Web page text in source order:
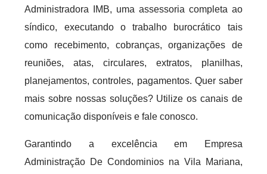
Administradora IMB, uma assessoria completa ao
síndico, executando o trabalho burocrático tais
como recebimento, cobranças, organizações de
reuniões, atas, circulares, extratos, planilhas,
planejamentos, controles, pagamentos. Quer saber
mais sobre nossas soluções? Utilize os canais de
comunicação disponíveis e fale conosco.
Garantindo a excelência em Empresa
Administração De Condominios na Vila Mariana,